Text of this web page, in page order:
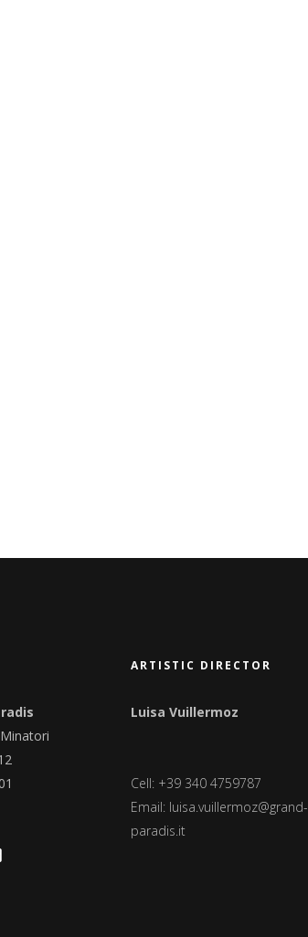
ARTISTIC DIRECTOR
Luisa Vuillermoz
Cell: +39 340 4759787
Email: luisa.vuillermoz@grand-
paradis.it